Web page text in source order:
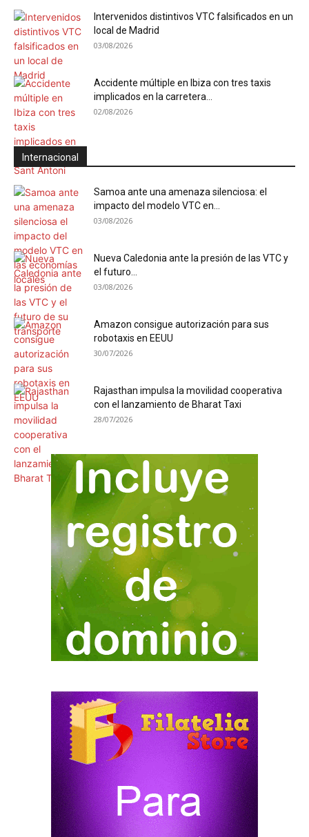
Intervenidos distintivos VTC falsificados en un
local de Madrid
03/08/2026
Accidente múltiple en Ibiza con tres taxis
implicados en la carretera...
02/08/2026
Internacional
Samoa ante una amenaza silenciosa: el
impacto del modelo VTC en...
03/08/2026
Nueva Caledonia ante la presión de las VTC y
el futuro...
03/08/2026
Amazon consigue autorización para sus
robotaxis en EEUU
30/07/2026
Rajasthan impulsa la movilidad cooperativa
con el lanzamiento de Bharat Taxi
28/07/2026